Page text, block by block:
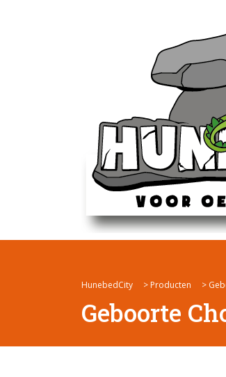
HunebedCity > Producten >
Geboorte